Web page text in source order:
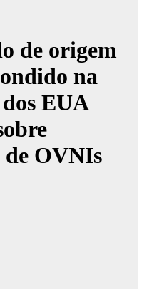
de origem
na
EUA
de OVNIs